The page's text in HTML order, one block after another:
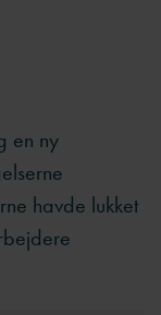
en ny
havde lukket